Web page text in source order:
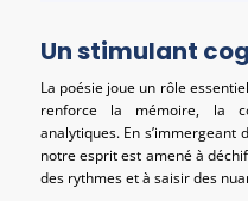
Un stimulant
La poésie joue un rôle
renforce la mémoire, la
analytiques. En
notre esprit est amené à
des rythmes et à saisir des